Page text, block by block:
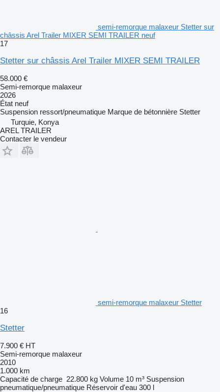
semi-remorque malaxeur Stetter sur
châssis Arel Trailer MIXER SEMI TRAILER neuf
17
Stetter sur châssis Arel Trailer MIXER SEMI TRAILER
58.000 €
Semi-remorque malaxeur
2026
État neuf
Suspension ressort/pneumatique Marque de bétonnière Stetter
Turquie, Konya
AREL TRAILER
Contacter le vendeur
semi-remorque malaxeur Stetter
16
Stetter
7.900 € HT
Semi-remorque malaxeur
2010
1.000 km
Capacité de charge 22.800 kg Volume 10 m³ Suspension
pneumatique/pneumatique Réservoir d'eau 300 l